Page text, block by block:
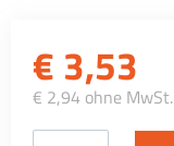
€ 3,53
€ 2,94 ohne MwSt.